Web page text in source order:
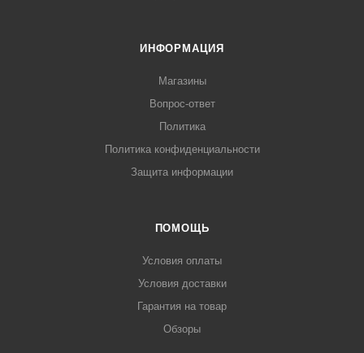
ИНФОРМАЦИЯ
Магазины
Вопрос-ответ
Политика
Политика конфиденциальности
Защита информации
ПОМОЩЬ
Условия оплаты
Условия доставки
Гарантия на товар
Обзоры